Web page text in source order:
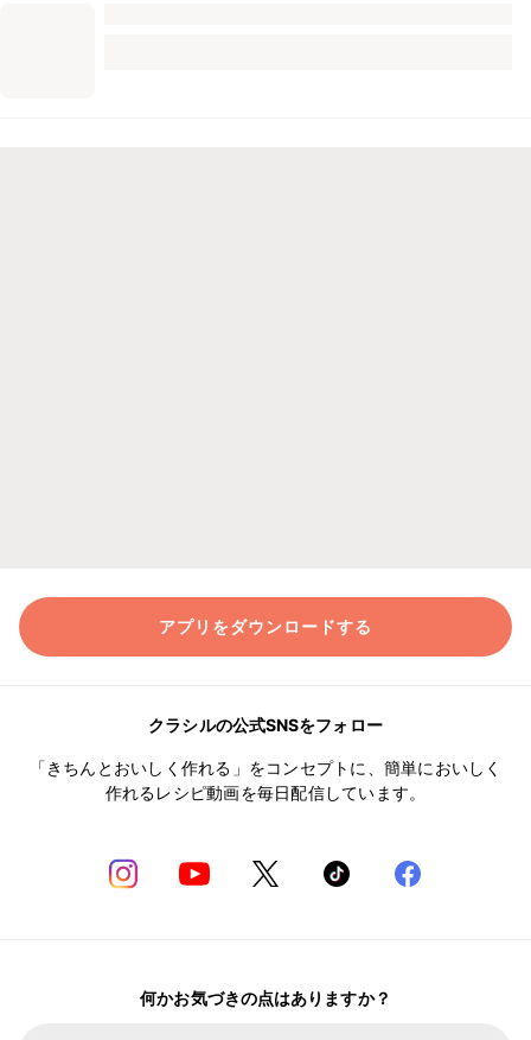
アプリをダウンロードする
クラシルの公式SNSをフォロー
「きちんとおいしく作れる」をコンセプトに、簡単においしく
作れるレシピ動画を毎日配信しています。
何かお気づきの点はありますか？